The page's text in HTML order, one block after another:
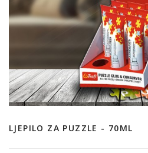
LJEPILO ZA PUZZLE - 70ML